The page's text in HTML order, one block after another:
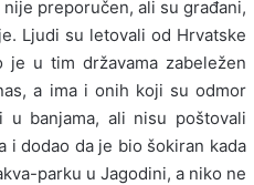
preporučen, ali su građani,
Ljudi su letovali od Hrvatske
u tim državama zabeležen
a ima i onih koji su odmor
u banjama, ali nisu poštovali
i dodao da je bio šokiran kada
parku u Jagodini, a niko ne